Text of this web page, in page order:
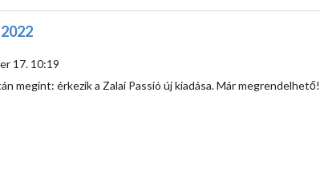
17. 10:19
megint: érkezik a Zalai Passió új kiadása. Már megrendelhető!